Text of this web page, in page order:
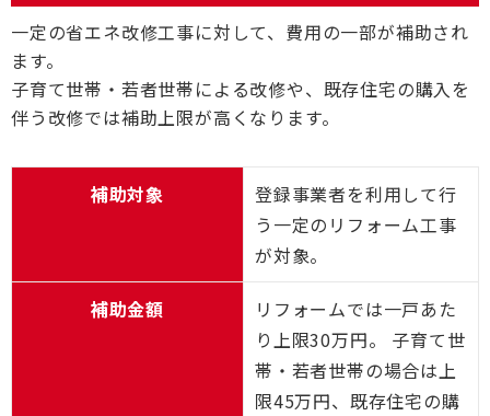
一定の省エネ改修工事に対して、費用の一部が補助され
ます。
子育て世帯・若者世帯による改修や、既存住宅の購入を
伴う改修では補助上限が高くなります。
補助対象
登録事業者を利用して行
う一定のリフォーム工事
が対象。
補助金額
リフォームでは一戸あた
り上限30万円。 子育て世
帯・若者世帯の場合は上
限45万円、既存住宅の購